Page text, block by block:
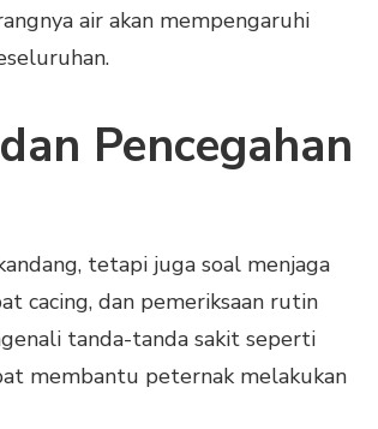
air akan mempengaruhi
Pencegahan
tetapi juga soal menjaga
cacing, dan pemeriksaan rutin
tanda-tanda sakit seperti
membantu peternak melakukan